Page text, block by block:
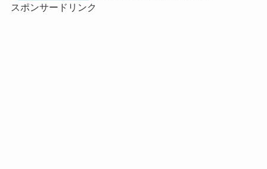
スポンサードリンク